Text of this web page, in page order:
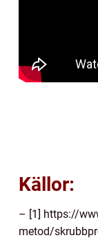
Källor:
– [1] https://
metod/